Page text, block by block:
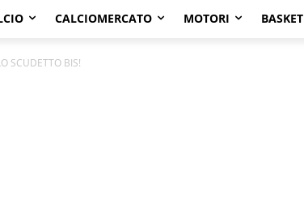
CALCIOMERCATO MOTORI BASKET
SCUDETTO BIS!